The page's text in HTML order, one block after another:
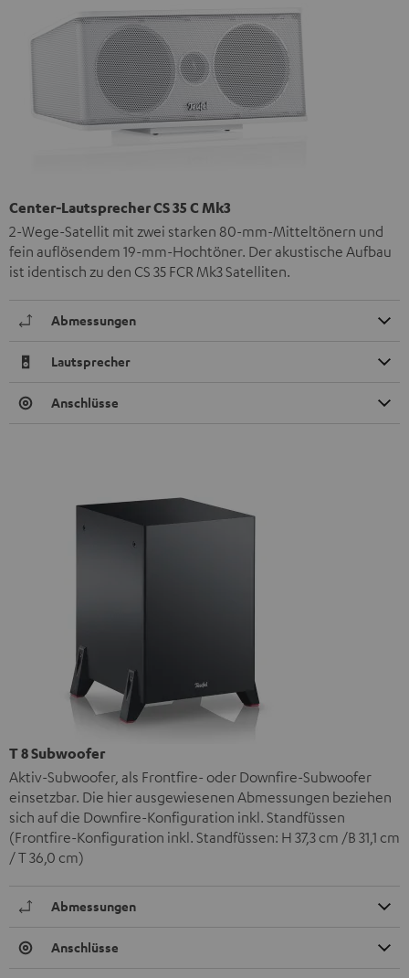
Center-Lautsprecher CS 35 C Mk3
2-Wege-Satellit mit zwei starken 80-mm-Mitteltönern und
fein auflösendem 19-mm-Hochtöner. Der akustische Aufbau
ist identisch zu den CS 35 FCR Mk3 Satelliten.
Abmessungen
Lautsprecher
Anschlüsse
T 8 Subwoofer
Aktiv-Subwoofer, als Frontfire- oder Downfire-Subwoofer
einsetzbar. Die hier ausgewiesenen Abmessungen beziehen
sich auf die Downfire-Konfiguration inkl. Standfüssen
(Frontfire-Konfiguration inkl. Standfüssen: H 37,3 cm /B 31,1 cm
/ T 36,0 cm)
Abmessungen
Anschlüsse